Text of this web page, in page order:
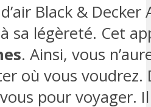
Black &
sa légèreté. Cet
. Ainsi, vous
où vous voudrez.
pour voyager.